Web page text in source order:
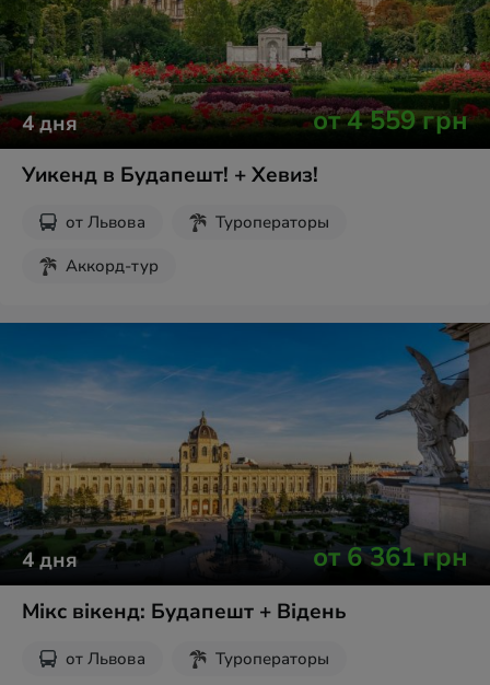
4дня от4 559грн
Уикенд в Будапешт! + Хевиз!
от Львова
Туроператоры
Аккорд-тур
4дня от 6 361грн
Мікс вікенд: Будапешт + Відень
от Львова
Туроператоры